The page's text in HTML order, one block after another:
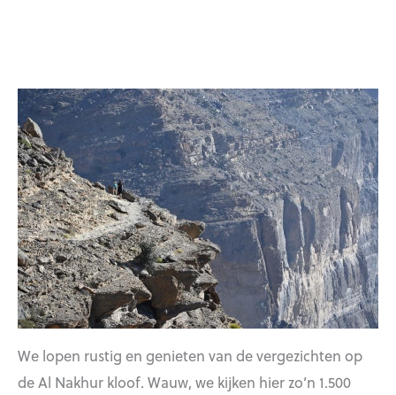
We lopen rustig en genieten van de vergezichten op
de Al Nakhur kloof. Wauw, we kijken hier zo’n 1.500